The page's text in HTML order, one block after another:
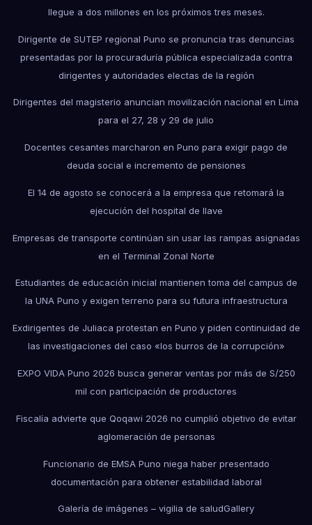
llegue a dos millones en los próximos tres meses.
Dirigente de SUTEP regional Puno se pronuncia tras denuncias
presentadas por la procuraduría pública especializada contra
dirigentes y autoridades electas de la región
Dirigentes del magisterio anuncian movilización nacional en Lima
para el 27, 28 y 29 de julio
Docentes cesantes marcharon en Puno para exigir pago de
deuda social e incremento de pensiones
El 14 de agosto se conocerá a la empresa que retomará la
ejecución del hospital de Ilave
Empresas de transporte continúan sin usar las rampas asignadas
en el Terminal Zonal Norte
Estudiantes de educación inicial mantienen toma del campus de
la UNA Puno y exigen terreno para su futura infraestructura
Exdirigentes de Juliaca protestan en Puno y piden continuidad de
las investigaciones del caso «los burros de la corrupción»
EXPO VIDA Puno 2026 busca generar ventas por más de S/250
mil con participación de productores
Fiscalía advierte que Qoqawi 2026 no cumplió objetivo de evitar
aglomeración de personas
Funcionario de EMSA Puno niega haber presentado
documentación para obtener estabilidad laboral
Galería de imágenes – vigilia de saludGallery